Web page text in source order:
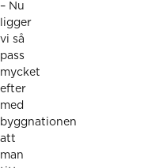
– Nu
ligger
vi så
pass
mycket
efter
med
byggnationen
att
man